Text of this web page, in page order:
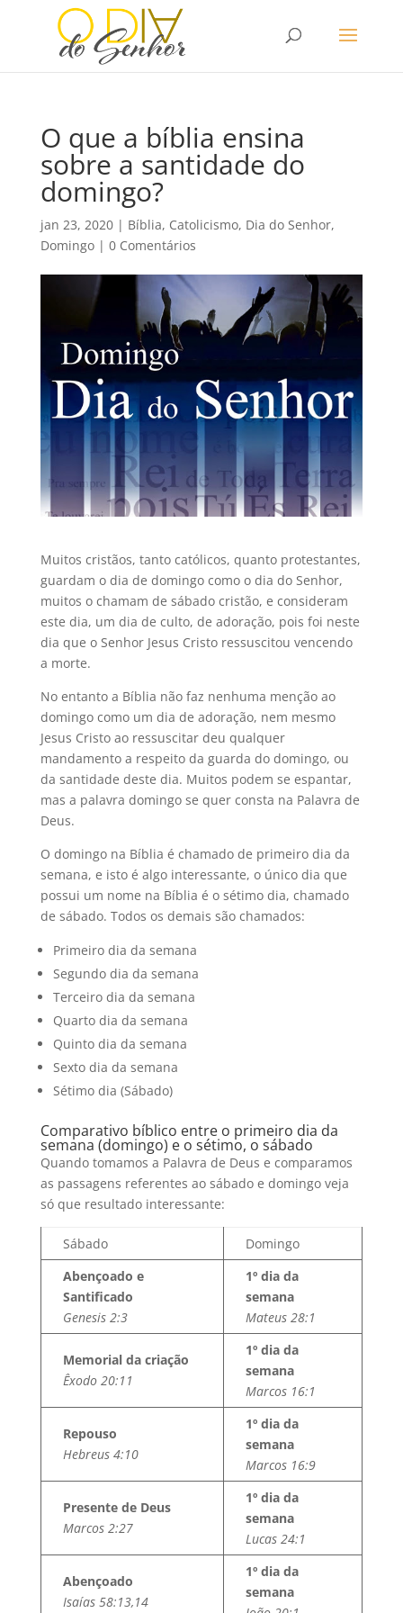
O que a bíblia ensina
sobre a santidade do
domingo?
jan 23, 2020| Bíblia, Catolicismo, Dia do Senhor,
Domingo| 0 Comentários
Muitos cristãos, tanto católicos, quanto protestantes,
guardam o dia de domingo como o dia do Senhor,
muitos o chamam de sábado cristão, e consideram
este dia, um dia de culto, de adoração, pois foi neste
dia que o Senhor Jesus Cristo ressuscitou vencendo
a morte.
No entanto a Bíblia não faz nenhuma menção ao
domingo como um dia de adoração, nem mesmo
Jesus Cristo ao ressuscitar deu qualquer
mandamento a respeito da guarda do domingo, ou
da santidade deste dia. Muitos podem se espantar,
mas a palavra domingo se quer consta na Palavra de
Deus.
O domingo na Bíblia é chamado de primeiro dia da
semana, e isto é algo interessante, o único dia que
possui um nome na Bíblia é o sétimo dia, chamado
de sábado. Todos os demais são chamados:
Primeiro dia da semana
Segundo dia da semana
Terceiro dia da semana
Quarto dia da semana
Quinto dia da semana
Sexto dia da semana
Sétimo dia (Sábado)
Comparativo bíblico entre o primeiro dia da
semana (domingo) e o sétimo, o sábado
Quando tomamos a Palavra de Deus e comparamos
as passagens referentes ao sábado e domingo veja
só que resultado interessante:
Sábado
Domingo
Abençoado e
Santificado
Genesis 2:3
1º dia da
semana
Mateus 28:1
Memorial da criação
Êxodo 20:11
1º dia da
semana
Marcos 16:1
Repouso
Hebreus 4:10
1º dia da
semana
Marcos 16:9
Presente de Deus
Marcos 2:27
1º dia da
semana
Lucas 24:1
Abençoado
Isaías 58:13,14
1º dia da
semana